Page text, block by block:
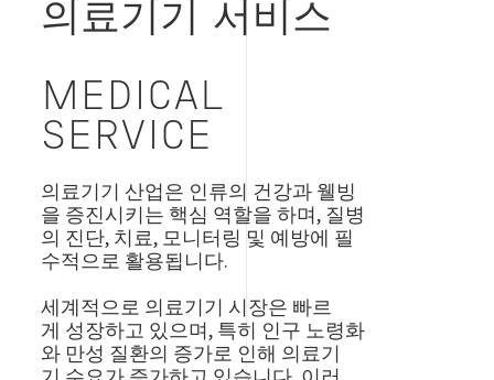
의료기기 서비스
MEDICAL
SERVICE
의료기기 산업은 인류의 건강과 웰빙
을 증진시키는 핵심 역할을 하며, 질병
의 진단, 치료, 모니터링 및 예방에 필
수적으로 활용됩니다.
세계적으로 의료기기 시장은 빠르
게 성장하고 있으며, 특히 인구 노령화
와 만성 질환의 증가로 인해 의료기